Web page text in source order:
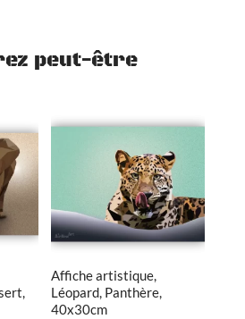
peut-être
Affiche artistique,
Léopard, Panthère,
40x30cm